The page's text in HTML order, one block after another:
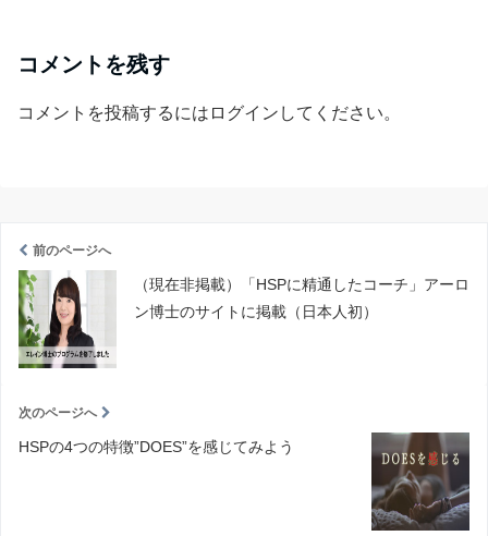
コメントを残す
コメントを投稿するには ログイン してください。
前のページへ
（現在非掲載）「HSPに精通したコーチ」アーロ
ン博士のサイトに掲載（日本人初）
次のページへ
HSPの4つの特徴”DOES”を感じてみよう